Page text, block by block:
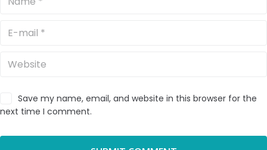
Save my name, email, and website in this browser for the
next time I comment.